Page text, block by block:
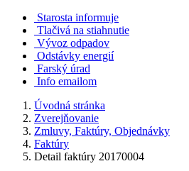
Starosta informuje
Tlačivá na stiahnutie
Vývoz odpadov
Odstávky energií
Farský úrad
Info emailom
Úvodná stránka
Zverejňovanie
Zmluvy, Faktúry, Objednávky
Faktúry
Detail faktúry 20170004